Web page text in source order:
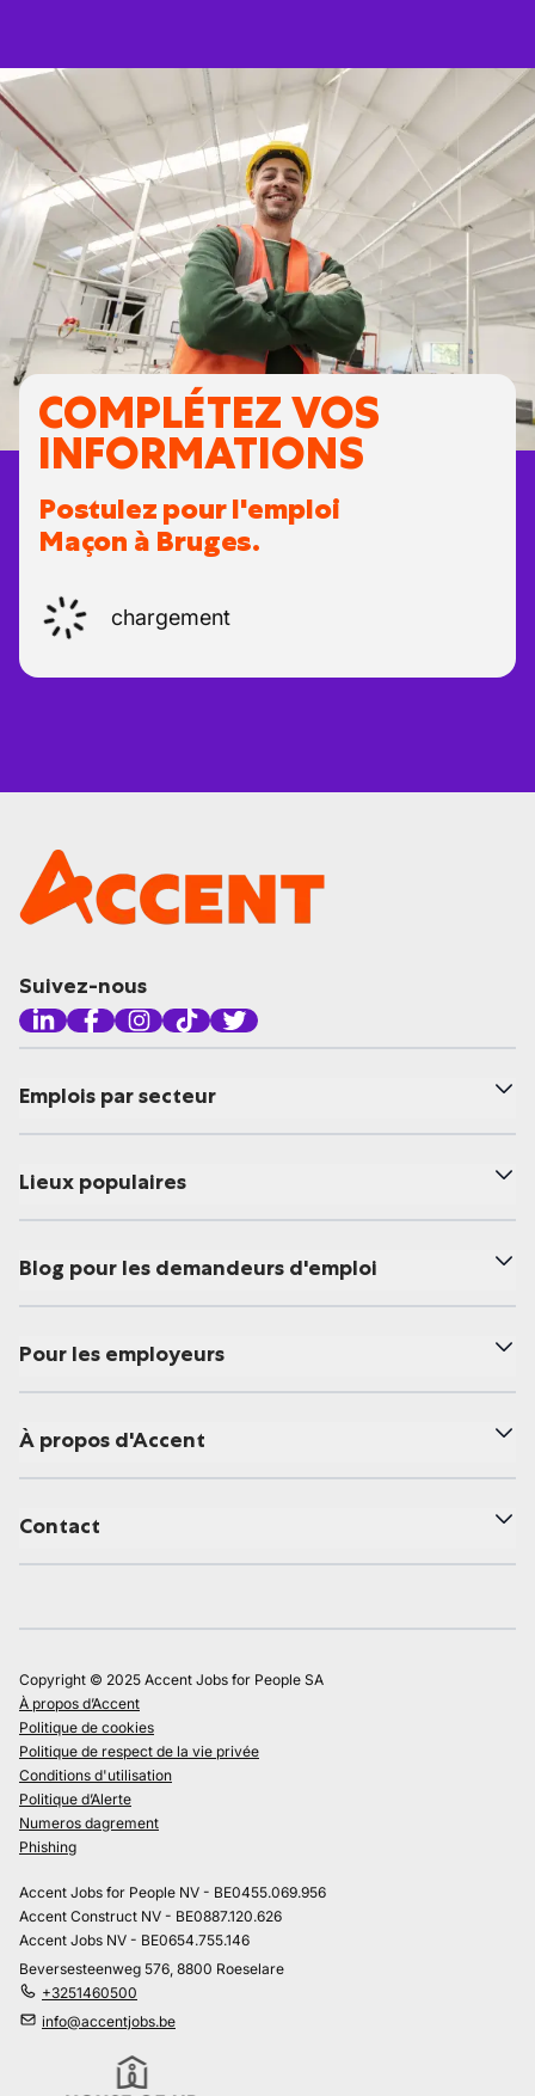
COMPLÉTEZ VOS
INFORMATIONS
Postulez pour l'emploi
Maçon à Bruges.
chargement
Suivez-nous
Emplois par secteur
Lieux populaires
Blog pour les demandeurs d'emploi
Pour les employeurs
À propos d'Accent
Contact
Copyright © 2025 Accent Jobs for People SA
À propos d’Accent
Politique de cookies
Politique de respect de la vie privée
Conditions d'utilisation
Politique d’Alerte
Numeros dagrement
Phishing
Accent Jobs for People NV - BE0455.069.956
Accent Construct NV - BE0887.120.626
Accent Jobs NV - BE0654.755.146
Beversesteenweg 576, 8800 Roeselare
+3251460500
info@accentjobs.be